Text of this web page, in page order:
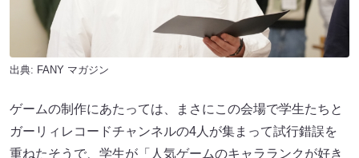
出典: FANY マガジン
ゲームの制作にあたっては、まさにこの会場で学生たちと
ガーリィレコードチャンネルの4人が集まって試行錯誤を
重ねたそうで、学生が「人気ゲームのキャラランクが好き